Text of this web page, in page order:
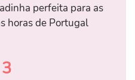
perfeita para as
horas de Portugal
3